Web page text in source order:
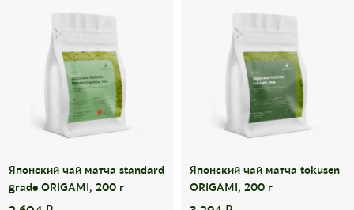
Японский чай матча standard
grade ORIGAMI, 200 г
Японский чай матча tokusen
ORIGAMI, 200 г